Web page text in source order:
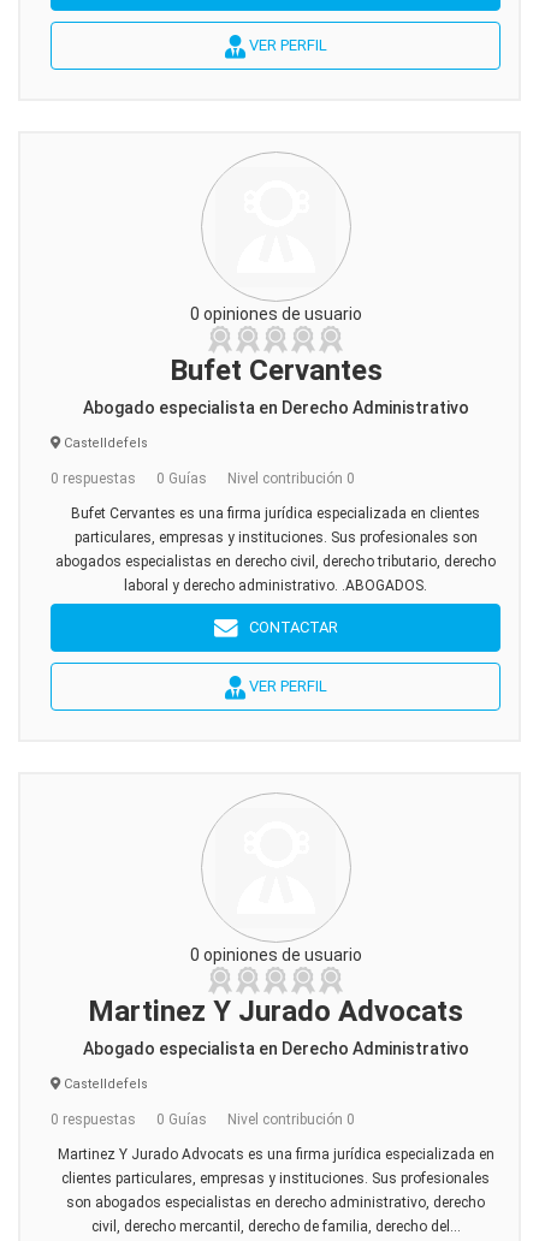
VER PERFIL
0 opiniones de usuario
Bufet Cervantes
Abogado especialista en Derecho Administrativo
Castelldefels
0 respuestas 0 Guías Nivel contribución 0
Bufet Cervantes es una firma jurídica especializada en clientes
particulares, empresas y instituciones. Sus profesionales son
abogados especialistas en derecho civil, derecho tributario, derecho
laboral y derecho administrativo. .ABOGADOS.
CONTACTAR
VER PERFIL
0 opiniones de usuario
Martinez Y Jurado Advocats
Abogado especialista en Derecho Administrativo
Castelldefels
0 respuestas 0 Guías Nivel contribución 0
Martinez Y Jurado Advocats es una firma jurídica especializada en
clientes particulares, empresas y instituciones. Sus profesionales
son abogados especialistas en derecho administrativo, derecho
civil, derecho mercantil, derecho de familia, derecho del...